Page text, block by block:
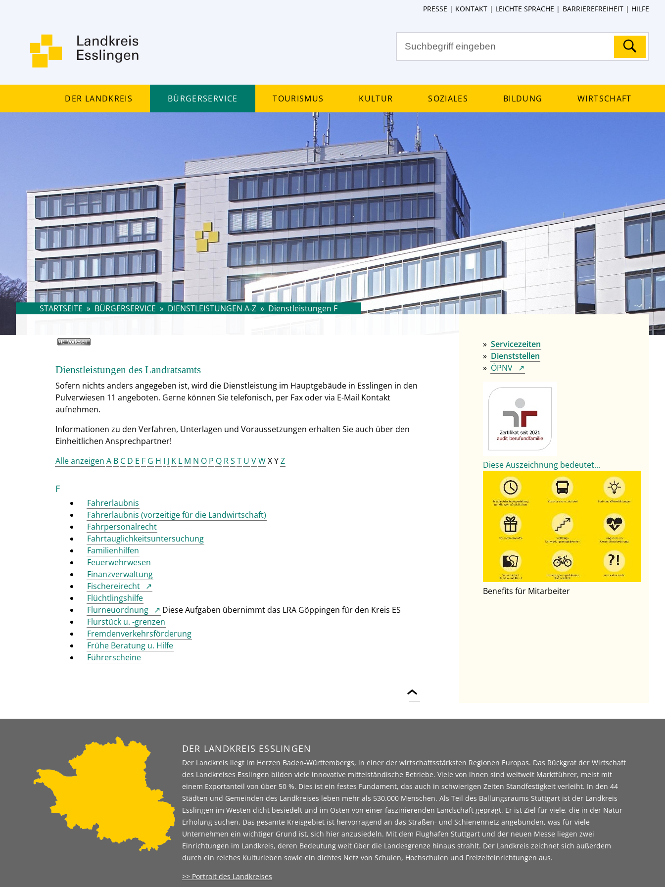
PRESSE KONTAKT LEICHTE SPRACHE BARRIEREFREIHEIT HILFE
Der Landkreis Bürgerservice Tourismus Kultur Soziales Bildung Wirtschaft
STARTSEITE » BÜRGERSERVICE » DIENSTLEISTUNGEN A-Z » Dienstleistungen F
Dienstleistungen des Landratsamts
Sofern nichts anders angegeben ist, wird die Dienstleistung im Hauptgebäude in Esslingen in den
Pulverwiesen 11 angeboten. Gerne können Sie telefonisch, per Fax oder via E-Mail Kontakt
aufnehmen.
Informationen zu den Verfahren, Unterlagen und Voraussetzungen erhalten Sie auch über den
Einheitlichen Ansprechpartner!
Alle anzeigen A B C D E F G H I J K L M N O P Q RS T U VWX YZ
F
Fahrerlaubnis
Fahrerlaubnis (vorzeitige für die Landwirtschaft)
Fahrpersonalrecht
Fahrtauglichkeitsuntersuchung
Familienhilfen
Feuerwehrwesen
Finanzverwaltung
Fischereirecht
Flüchtlingshilfe
Flurneuordnung
Diese Aufgaben übernimmt das LRA Göppingen für den Kreis ES
Flurstück u. -grenzen
Fremdenverkehrsförderung
Frühe Beratung u. Hilfe
Führerscheine
Servicezeiten
Dienststellen
ÖPNV
Diese Auszeichnung bedeutet...
Benefits für Mitarbeiter
DER LANDKREIS ESSLINGEN
Der Landkreis liegt im Herzen Baden-Württembergs, in einer der wirtschaftsstärksten Regionen Europas. Das Rückgrat der Wirtschaft
des Landkreises Esslingen bilden viele innovative mittelständische Betriebe. Viele von ihnen sind weltweit Marktführer, meist mit
einem Exportanteil von über 50 %. Dies ist ein festes Fundament, das auch in schwierigen Zeiten Standfestigkeit verleiht. In den 44
Städten und Gemeinden des Landkreises leben mehr als 530.000 Menschen. Als Teil des Ballungsraums Stuttgart ist der Landkreis
Esslingen im Westen dicht besiedelt und im Osten von einer faszinierenden Landschaft geprägt. Er ist Ziel für viele, die in der Natur
Erholung suchen. Das gesamte Kreisgebiet ist hervorragend an das Straßen- und Schienennetz angebunden, was für viele
Unternehmen ein wichtiger Grund ist, sich hier anzusiedeln. Mit dem Flughafen Stuttgart und der neuen Messe liegen zwei
Einrichtungen im Landkreis, deren Bedeutung weit über die Landesgrenze hinaus strahlt. Der Landkreis zeichnet sich außerdem
durch ein reiches Kulturleben sowie ein dichtes Netz von Schulen, Hochschulen und Freizeiteinrichtungen aus.
>> Portrait des Landkreises